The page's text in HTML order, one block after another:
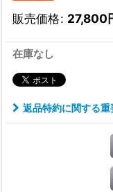
販売価格: 27,800
在庫なし
返品特約に関する重